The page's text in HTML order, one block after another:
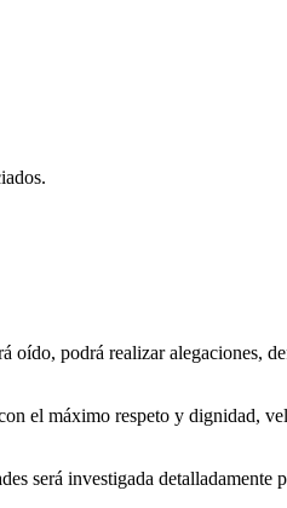
oído, podrá realizar alegaciones,
el máximo respeto y dignidad,
será investigada detalladamente